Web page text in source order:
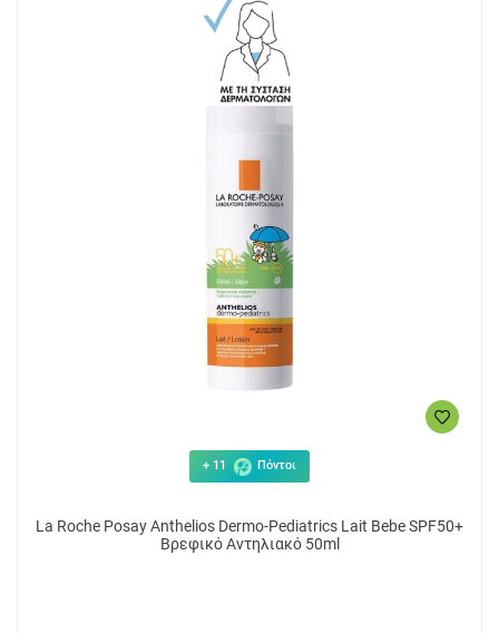
+ 11 Πόντοι
La Roche Posay Anthelios Dermo-Pediatrics Lait Bebe SPF50+
Βρεφικό Αντηλιακό 50ml